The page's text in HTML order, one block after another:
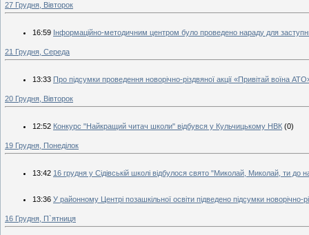
27 Грудня, Вівторок
16:59 Інформаційно-методичним центром було проведено нараду для
21 Грудня, Середа
13:33 Про підсумки проведення новорічно-різдвяної акції «Привітай воїна
20 Грудня, Вівторок
12:52 Конкурс "Найкращий читач школи" відбувся у Кульчицькому НВК (0)
19 Грудня, Понеділок
13:42 16 грудня у Сідівській школі відбулося свято "Миколай, Миколай, ти до
13:36 У районному Центрі позашкільної освіти підведено підсумки новорічно-
16 Грудня, П`ятниця